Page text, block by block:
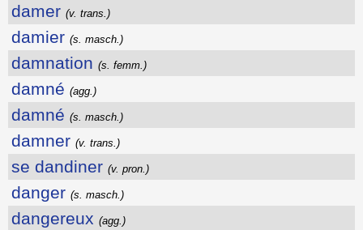
damer (v. trans.)
damier (s. masch.)
damnation (s. femm.)
damné (agg.)
damné (s. masch.)
damner (v. trans.)
se dandiner (v. pron.)
danger (s. masch.)
dangereux (agg.)